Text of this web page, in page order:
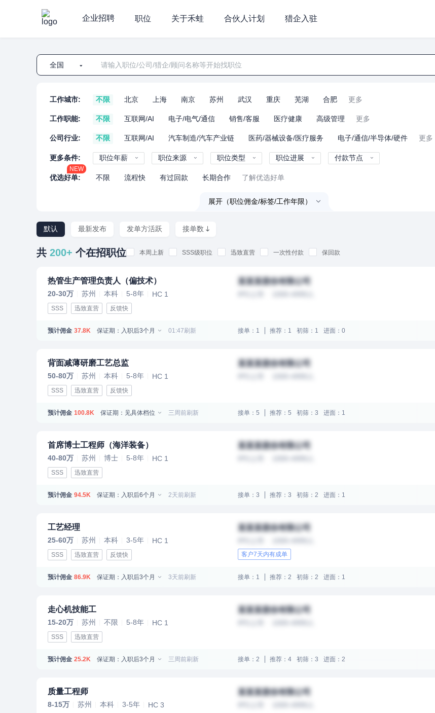
企业招聘 职位 关于禾蛙 合伙人计划 猎企入驻
全国
工作城市: 不限 北京 上海 南京 苏州 武汉 重庆 芜湖 合肥 更多
工作职能: 不限 互联网/AI 电子/电气/通信 销售/客服 医疗健康 高级管理 更多
公司行业: 不限 互联网/AI 汽车制造/汽车产业链 医药/器械设备/医疗服务 电子/通信/半导体/硬件 更多
更多条件: 职位年薪 职位来源 职位类型 职位进展 付款节点
优选好单:
NEW
不限 流程快 有过回款 长期合作 了解优选好单
展开（职位佣金/标签/工作年限）
默认 最新发布 发单方活跃 接单数
共 200+ 个在招职位 本周上新 SSS级职位 迅致直营 一次性付款 保回款
热管生产管理负责人（偏技术）
20-30万 苏州 本科 5-8年 HC 1
SSS 迅致直营 反馈快
某某某股份有限公司
预计佣金 37.8K 保证期：入职后3个月 01:47刷新 接单：1 推荐：1 初筛：1 进面：0
背面减薄研磨工艺总监
50-80万 苏州 本科 5-8年 HC 1
SSS 迅致直营 反馈快
某某某股份有限公司
预计佣金 100.8K 保证期：见具体档位 三周前刷新 接单：5 推荐：5 初筛：3 进面：1
首席博士工程师（海洋装备）
40-80万 苏州 博士 5-8年 HC 1
SSS 迅致直营
某某某股份有限公司
预计佣金 94.5K 保证期：入职后6个月 2天前刷新 接单：3 推荐：3 初筛：2 进面：1
工艺经理
25-60万 苏州 本科 3-5年 HC 1
SSS 迅致直营 反馈快
某某某股份有限公司
客户7天内有成单
预计佣金 86.9K 保证期：入职后3个月 3天前刷新 接单：1 推荐：2 初筛：2 进面：1
走心机技能工
15-20万 苏州 不限 5-8年 HC 1
SSS 迅致直营
某某某股份有限公司
预计佣金 25.2K 保证期：入职后3个月 三周前刷新 接单：2 推荐：4 初筛：3 进面：2
质量工程师
8-15万 苏州 本科 3-5年 HC 3
某某某股份有限公司